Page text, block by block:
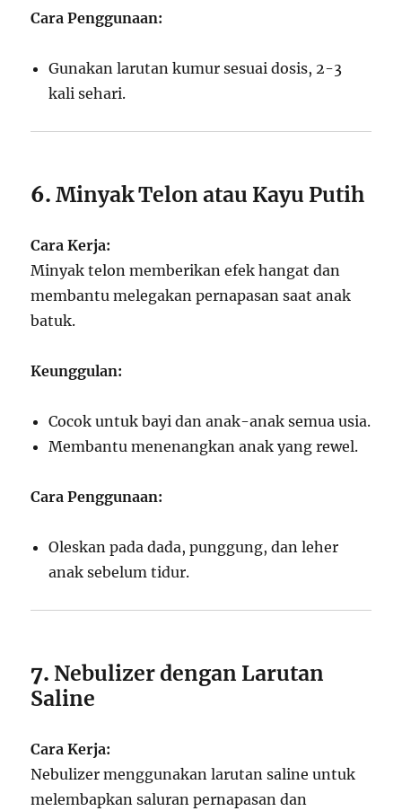
Cara Penggunaan:
Gunakan larutan kumur sesuai dosis, 2-3
kali sehari.
6.Minyak Telon atau Kayu Putih
Cara Kerja:
Minyak telon memberikan efek hangat dan
membantu melegakan pernapasan saat anak
batuk.
Keunggulan:
Cocok untuk bayi dan anak-anak semua usia.
Membantu menenangkan anak yang rewel.
Cara Penggunaan:
Oleskan pada dada, punggung, dan leher
anak sebelum tidur.
7. Nebulizer dengan Larutan
Saline
Cara Kerja:
Nebulizer menggunakan larutan saline untuk
melembapkan saluran pernapasan dan